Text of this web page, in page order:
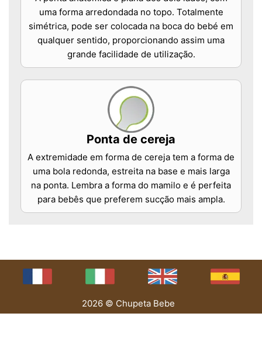
uma forma arredondada no topo. Totalmente
simétrica, pode ser colocada na boca do bebé em
qualquer sentido, proporcionando assim uma
grande facilidade de utilização.
Ponta de cereja
A extremidade em forma de cereja tem a forma de
uma bola redonda, estreita na base e mais larga
na ponta. Lembra a forma do mamilo e é perfeita
para bebês que preferem sucção mais ampla.
2026 © Chupeta Bebe